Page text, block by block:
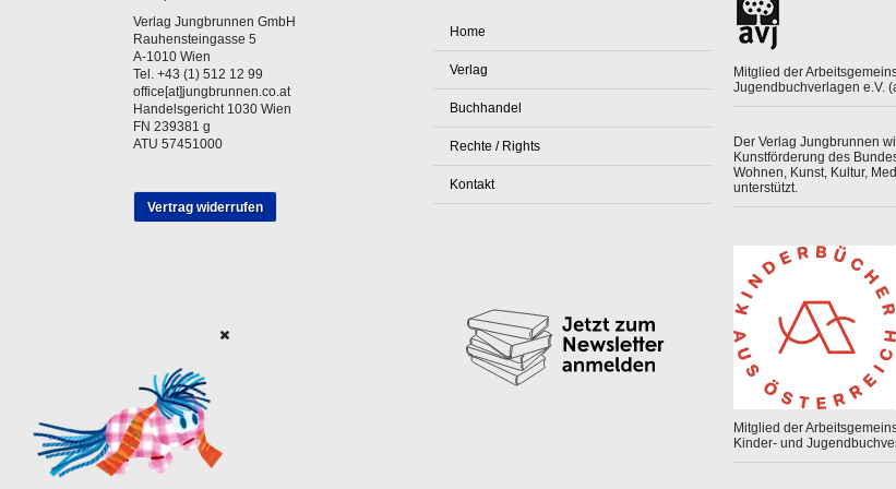
Verlag Jungbrunnen GmbH
Rauhensteingasse 5
A-1010 Wien
Tel. +43 (1) 512 12 99
office[at]jungbrunnen.co.at
Handelsgericht 1030 Wien
FN 239381 g
ATU 57451000
Vertrag widerrufen
Home
Verlag
Buchhandel
Rechte / Rights
Kontakt
Mitglied der
Jugendbuchverlagen e.V.
Der Verlag Jungbrunnen
Kunstförderung des
Wohnen, Kunst, Kultur,
unterstützt.
Mitglied der
Kinder- und